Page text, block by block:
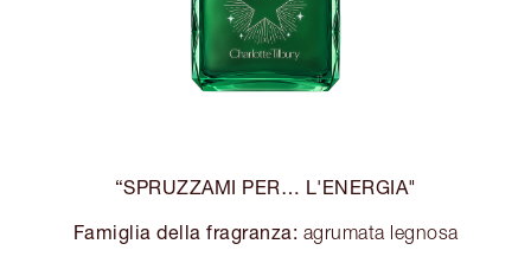
“SPRUZZAMI PER… L'ENERGIA"
Famiglia della fragranza: agrumata legnosa